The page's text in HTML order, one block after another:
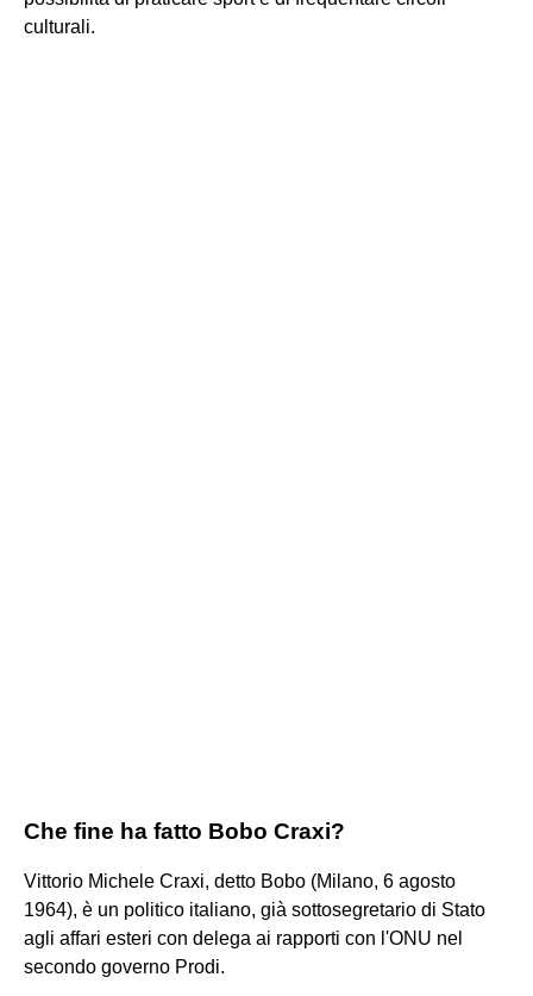
culturali.
Che fine ha fatto Bobo Craxi?
Vittorio Michele Craxi, detto Bobo (Milano, 6 agosto
1964), è un politico italiano, già sottosegretario di Stato
agli affari esteri con delega ai rapporti con l'ONU nel
secondo governo Prodi.